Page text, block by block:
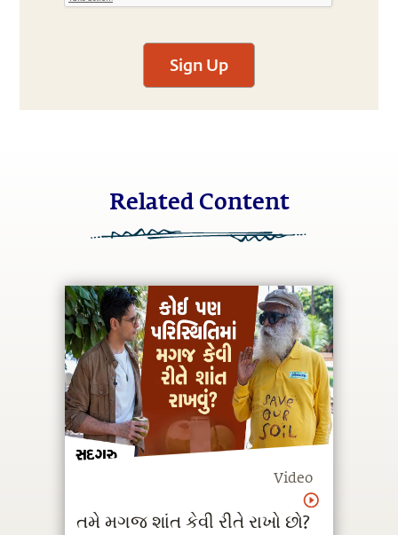
Sign Up
Related Content
Video
તમે મગજ શાંત કેવી રીતે રાખો છો?